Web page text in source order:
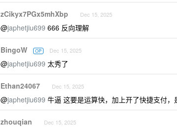
zCikyx7PGx5mhXbp Dec 15, 2025
@japhetjiu699 666 反向理解
BingoW OP Dec 15, 2025
@japhetjiu699 太秀了
Ethan24067 Dec 15, 2025
@japhetjiu699 牛逼 这要是运算快，加上开了快捷支付，
zhouqian Dec 15, 2025